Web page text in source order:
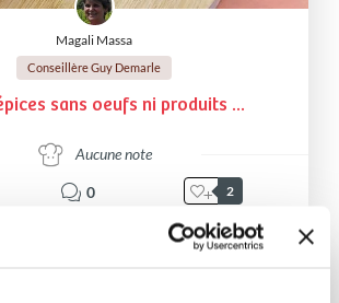
Magali Massa
Conseillère Guy Demarle
sans oeufs ni produits ...
Aucune note
0 2